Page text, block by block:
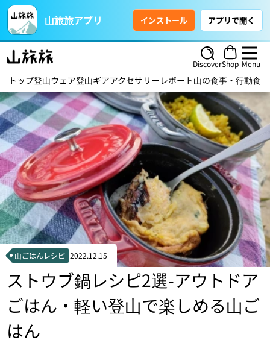
山旅旅アプリ インストール アプリで開く
DiscoverShop Menu
トップ登山ウェア登山ギアアクセサリー レポート山の食事・行動食
山ごはんレシピ 2022.12.15
ストウブ鍋レシピ2選-アウトドア
ごはん・軽い登山で楽しめる山ご
はん